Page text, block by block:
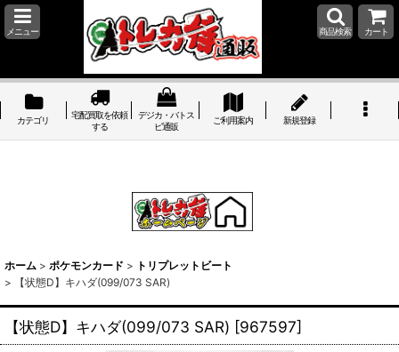
メニュー 商品検索 カート
カテゴリ
宅配買取を依頼
する
デジカ・バトス
ピ通販
ご利用案内 新規登録
ホーム > ポケモンカード > トリプレットビート
>
【状態D】キハダ(099/073 SAR)
【状態D】キハダ(099/073 SAR) [967597]